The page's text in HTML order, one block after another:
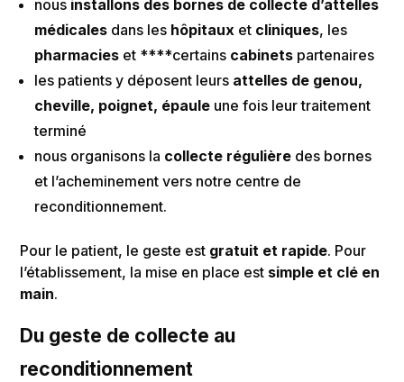
nous installons des bornes de collecte d’attelles
médicales dans les hôpitaux et cliniques, les
pharmacies et ****certains cabinets partenaires
les patients y déposent leurs attelles de genou,
cheville, poignet, épaule une fois leur traitement
terminé
nous organisons la collecte régulière des bornes
et l’acheminement vers notre centre de
reconditionnement.
Pour le patient, le geste est gratuit et rapide. Pour
l’établissement, la mise en place est simple et clé en
main.
Du geste de collecte au
reconditionnement